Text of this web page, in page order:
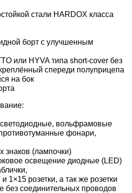
стали HARDOX класса
борт с улучшенным
или HYVA типа short-cover без
спереди полуприцепа
на бок
вольфрамовые
фонари,
(лампочки)
освещение диодные (LED)
розетки, а так же розетки
без соединительных проводов